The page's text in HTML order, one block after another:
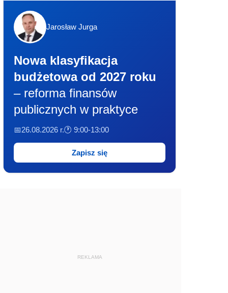
Jarosław Jurga
Nowa klasyfikacja
budżetowa od 2027 roku
– reforma finansów
publicznych w praktyce
📅26.08.2026 r.🕐 9:00-13:00
Zapisz się
REKLAMA